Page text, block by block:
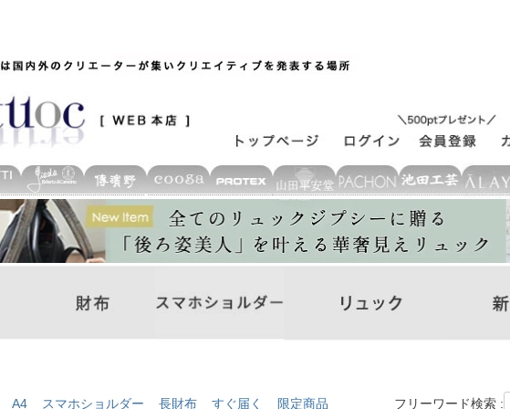
A4 スマホショルダー 長財布 すぐ届く 限定商品 フリーワード検索 :